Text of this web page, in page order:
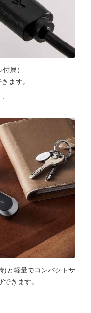
属）
ます。
)と軽量でコンパクトサ
きます。